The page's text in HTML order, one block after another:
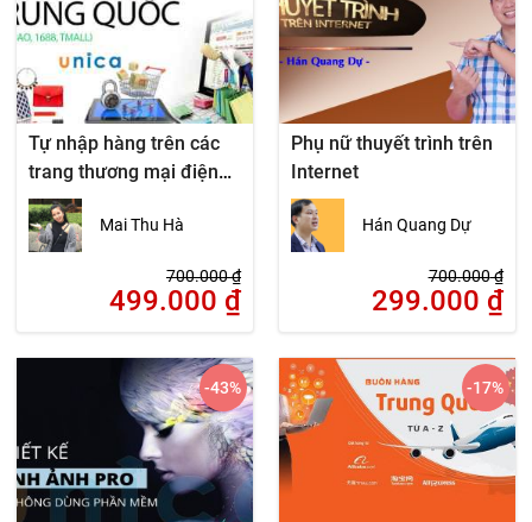
Tự nhập hàng trên các
trang thương mại điện
tử Trung Quốc (Taobao,
1688, Tmall)Mai Thu Hà
700.000₫
499.000 ₫
Phụ nữ thuyết trình trên
Internet
Hán Quang Dự
700.000₫
299.000 ₫
-43% -17%